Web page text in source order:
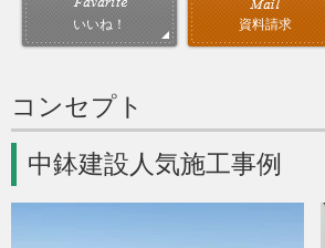
いいね！ 資料請求
コンセプト
中鉢建設人気施工事例